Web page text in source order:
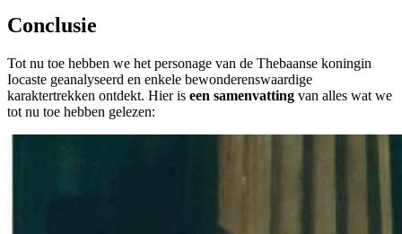
Conclusie
Tot nu toe hebben we het personage van de Thebaanse koningin
Iocaste geanalyseerd en enkele bewonderenswaardige
karaktertrekken ontdekt. Hier is een samenvatting van alles wat we
tot nu toe hebben gelezen: